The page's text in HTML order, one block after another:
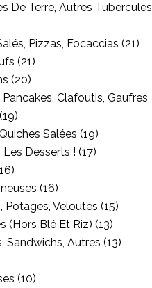
De Terre, Autres Tubercules
Pizzas, Focaccias (21)
(21)
(20)
Pancakes, Clafoutis, Gaufres
(19)
Salées (19)
Les Desserts ! (17)
(16)
Potages, Veloutés (15)
(hors Blé Et Riz) (13)
Sandwichs, Autres (13)
(10)